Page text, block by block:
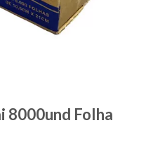
8000und Folha